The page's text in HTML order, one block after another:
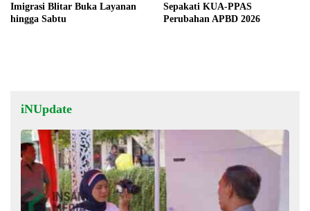
Imigrasi Blitar Buka Layanan
hingga Sabtu
Sepakati KUA-PPAS
Perubahan APBD 2026
iNUpdate